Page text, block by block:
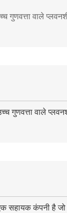
गुणवत्ता वाले
गुणवत्ता वाले
कंपनी है जो